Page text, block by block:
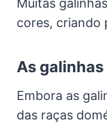
Muitas
cores, criando
As galinhas
Embora as
das raças